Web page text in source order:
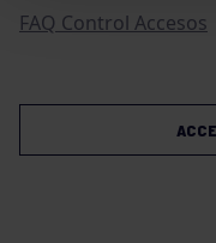
FAQ Control Accesos